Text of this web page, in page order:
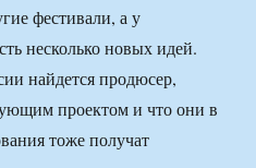
фестивали, а у
несколько новых идей.
найдется продюсер,
проектом и что они в
тоже получат